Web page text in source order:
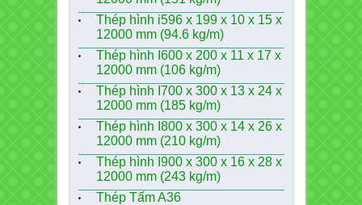
Thép hình i596 x 199 x 10 x 15 x
12000 mm (94.6 kg/m)
Thép hình I600 x 200 x 11 x 17 x
12000 mm (106 kg/m)
Thép hình I700 x 300 x 13 x 24 x
12000 mm (185 kg/m)
Thép hình I800 x 300 x 14 x 26 x
12000 mm (210 kg/m)
Thép hình I900 x 300 x 16 x 28 x
12000 mm (243 kg/m)
Thép Tấm A36